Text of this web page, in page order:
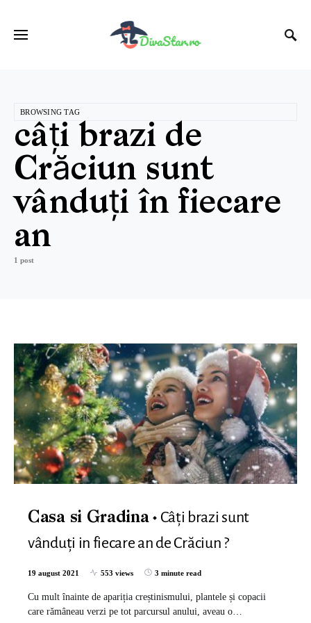
BROWSING TAG
câți brazi de
Crăciun sunt
vânduți în fiecare
an
1 post
Casa si Gradina
Câți brazi sunt
vânduți in fiecare an de Crăciun ?
19 august 2021 553 views 3 minute read
Cu mult înainte de apariția creștinismului, plantele și copacii
care rămâneau verzi pe tot parcursul anului, aveau o…